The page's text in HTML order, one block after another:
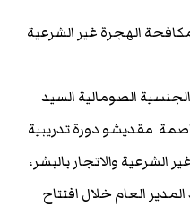
الهجرة غير الشرعية
الصومالية السيد
مقديشو دورة تدريبية
والاتجار بالبشر،
العام خلال افتتاح